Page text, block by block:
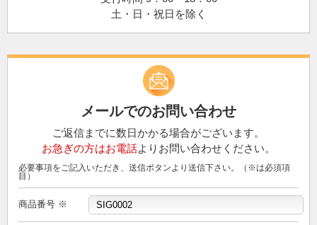
土・日・祝日を除く
メールでのお問い合わせ
ご返信までに数日かかる場合がございます。
お急ぎの方はお電話よりお問い合わせください。
必要事項をご記入いただき、送信ボタンより送信下さい。（※は必須項
目）
商品番号 ※